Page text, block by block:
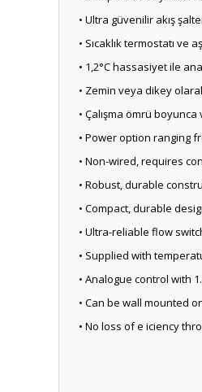
• Ultra güvenilir akış
• Sıcaklık termostatı ve
• 1,2°C hassasiyet ile
• Zemin veya dikey
• Çalışma ömrü
• Power option ranging
• Non-wired, requires
• Robust, durable
• Compact, durable
• Ultra-reliable flow
• Supplied with
• Analogue control with
• Can be wall mounted
• No loss of e iciency